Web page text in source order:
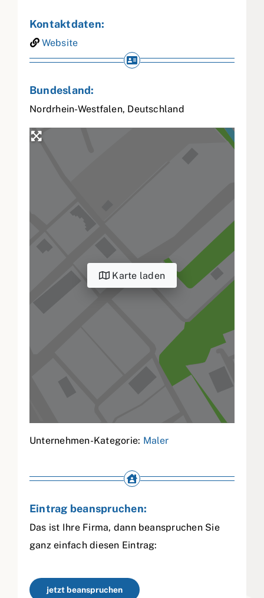
Kontaktdaten:
Website
Bundesland:
Nordrhein-Westfalen, Deutschland
Karte laden
Unternehmen-Kategorie: Maler
Eintrag beanspruchen:
Das ist Ihre Firma, dann beanspruchen Sie
ganz einfach diesen Eintrag:
jetzt beanspruchen